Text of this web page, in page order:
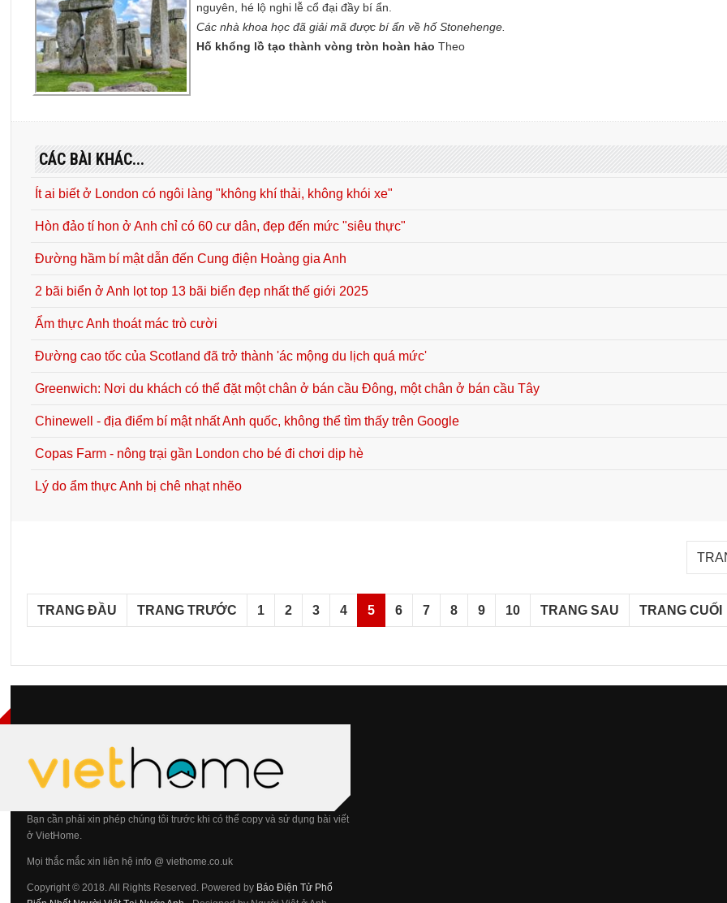
nguyên, hé lộ nghi lễ cổ đại đầy bí ẩn.
Các nhà khoa học đã giải mã được bí ẩn về hố Stonehenge.
Hố khổng lồ tạo thành vòng tròn hoàn hảo Theo
CÁC BÀI KHÁC...
Ít ai biết ở London có ngôi làng "không khí thải, không khói xe"
Hòn đảo tí hon ở Anh chỉ có 60 cư dân, đẹp đến mức "siêu thực"
Đường hầm bí mật dẫn đến Cung điện Hoàng gia Anh
2 bãi biển ở Anh lọt top 13 bãi biển đẹp nhất thế giới 2025
Ẩm thực Anh thoát mác trò cười
Đường cao tốc của Scotland đã trở thành 'ác mộng du lịch quá mức'
Greenwich: Nơi du khách có thể đặt một chân ở bán cầu Đông, một chân ở bán cầu Tây
Chinewell - địa điểm bí mật nhất Anh quốc, không thể tìm thấy trên Google
Copas Farm - nông trại gần London cho bé đi chơi dịp hè
Lý do ẩm thực Anh bị chê nhạt nhẽo
TRANG ĐẦU TRANG TRƯỚC 1 2 3 4 5 6 7 8 9 10 TRANG SAU TRANG CUỐI
Bạn cần phải xin phép chúng tôi trước khi có thể copy và sử dụng bài viết
ở VietHome.
Mọi thắc mắc xin liên hệ info @ viethome.co.uk
Copyright © 2018. All Rights Reserved. Powered by Báo Điện Tử Phổ